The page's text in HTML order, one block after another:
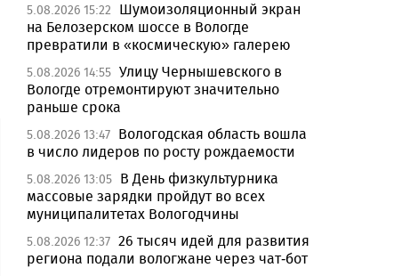
5.08.2026 15:22
Шумоизоляционный экран
на Белозерском шоссе в Вологде
превратили в «космическую» галерею
5.08.2026 14:55 Улицу Чернышевского в
Вологде отремонтируют значительно
раньше срока
5.08.2026 13:47 Вологодская область вошла
в число лидеров по росту рождаемости
5.08.2026 13:05 В День физкультурника
массовые зарядки пройдут во всех
муниципалитетах Вологодчины
5.08.2026 12:37 26 тысяч идей для развития
региона подали вологжане через чат-бот